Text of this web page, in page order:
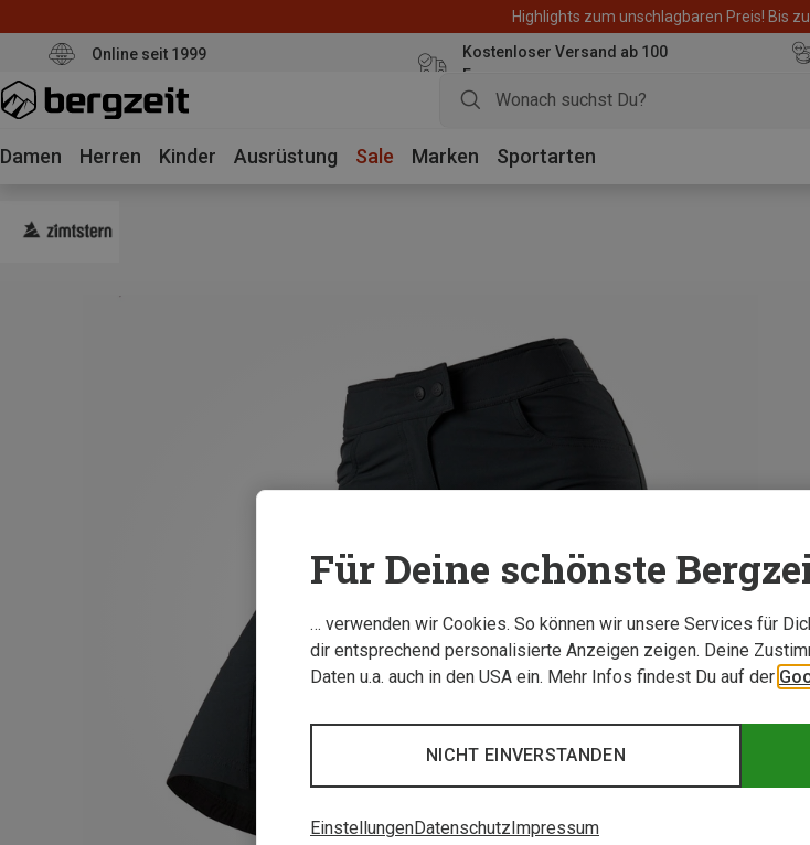
Highlights zum unschlagbaren Preis! Bis
Online seit 1999
Kostenloser Versand ab 100
Euro
Damen Herren Kinder Ausrüstung Sale Marken Sportarten
Für Deine schönste
… verwenden wir Cookies. So können wir unsere Services für
dir entsprechend personalisierte Anzeigen zeigen. Deine
Daten u.a. auch in den USA ein. Mehr Infos findest Du auf der
NICHT EINVERSTANDEN
EinstellungenDatenschutzImpressum